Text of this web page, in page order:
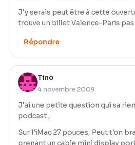
J'y serais peut être à cette
trouve un billet Valence-Paris
Répondre
Tino
4 novembre 2009
J'ai une petite question qui sa
podcast ,
Sur l'iMac 27 pouces, Peut t'on
prenant un cable mini display